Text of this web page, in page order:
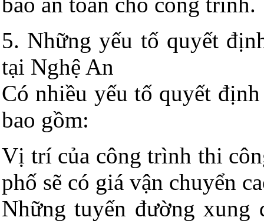
5. Những yếu tố quyết
tại Nghệ An
Có nhiều yếu tố quyết
bao gồm:
Vị trí của công trình thi
phố sẽ có giá vận chuyển
Những tuyến đường xung